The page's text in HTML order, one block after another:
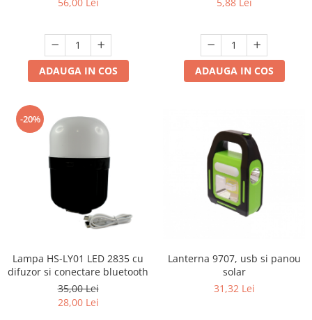
ADAUGA IN COS ADAUGA IN COS
-20%
Lampa HS-LY01 LED 2835 cu
difuzor si conectare bluetooth
35,00 Lei
28,00 Lei
Lanterna 9707, usb si panou
solar
31,32 Lei